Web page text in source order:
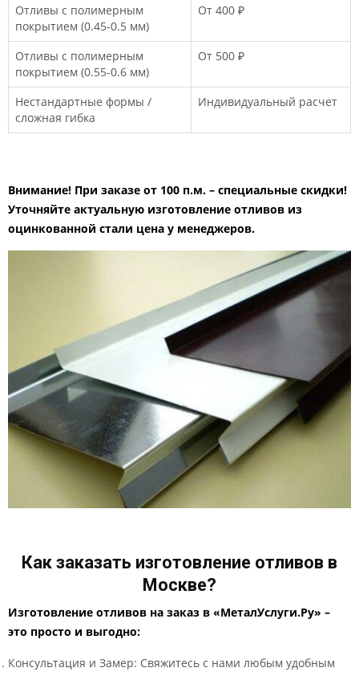
Отливы с полимерным
покрытием (0.45-0.5 мм)
От 400 ₽
Отливы с полимерным
покрытием (0.55-0.6 мм)
От 500 ₽
Нестандартные формы /
сложная гибка
Индивидуальный расчет
Внимание! При заказе от 100 п.м. – специальные скидки!
Уточняйте актуальную изготовление отливов из
оцинкованной стали цена у менеджеров.
Как заказать изготовление отливов в
Москве?
Изготовление отливов на заказ в «МеталУслуги.Ру» –
это просто и выгодно:
Консультация и Замер: Свяжитесь с нами любым удобным